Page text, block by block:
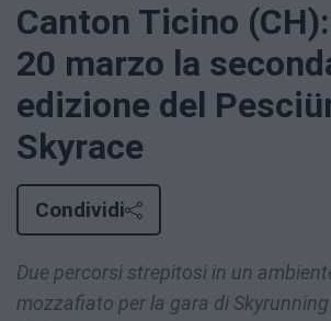
Canton Ticino
20 marzo la
edizione del
Skyrace
Condividi
Due percorsi strepitosi in un
mozzafiato per la gara di